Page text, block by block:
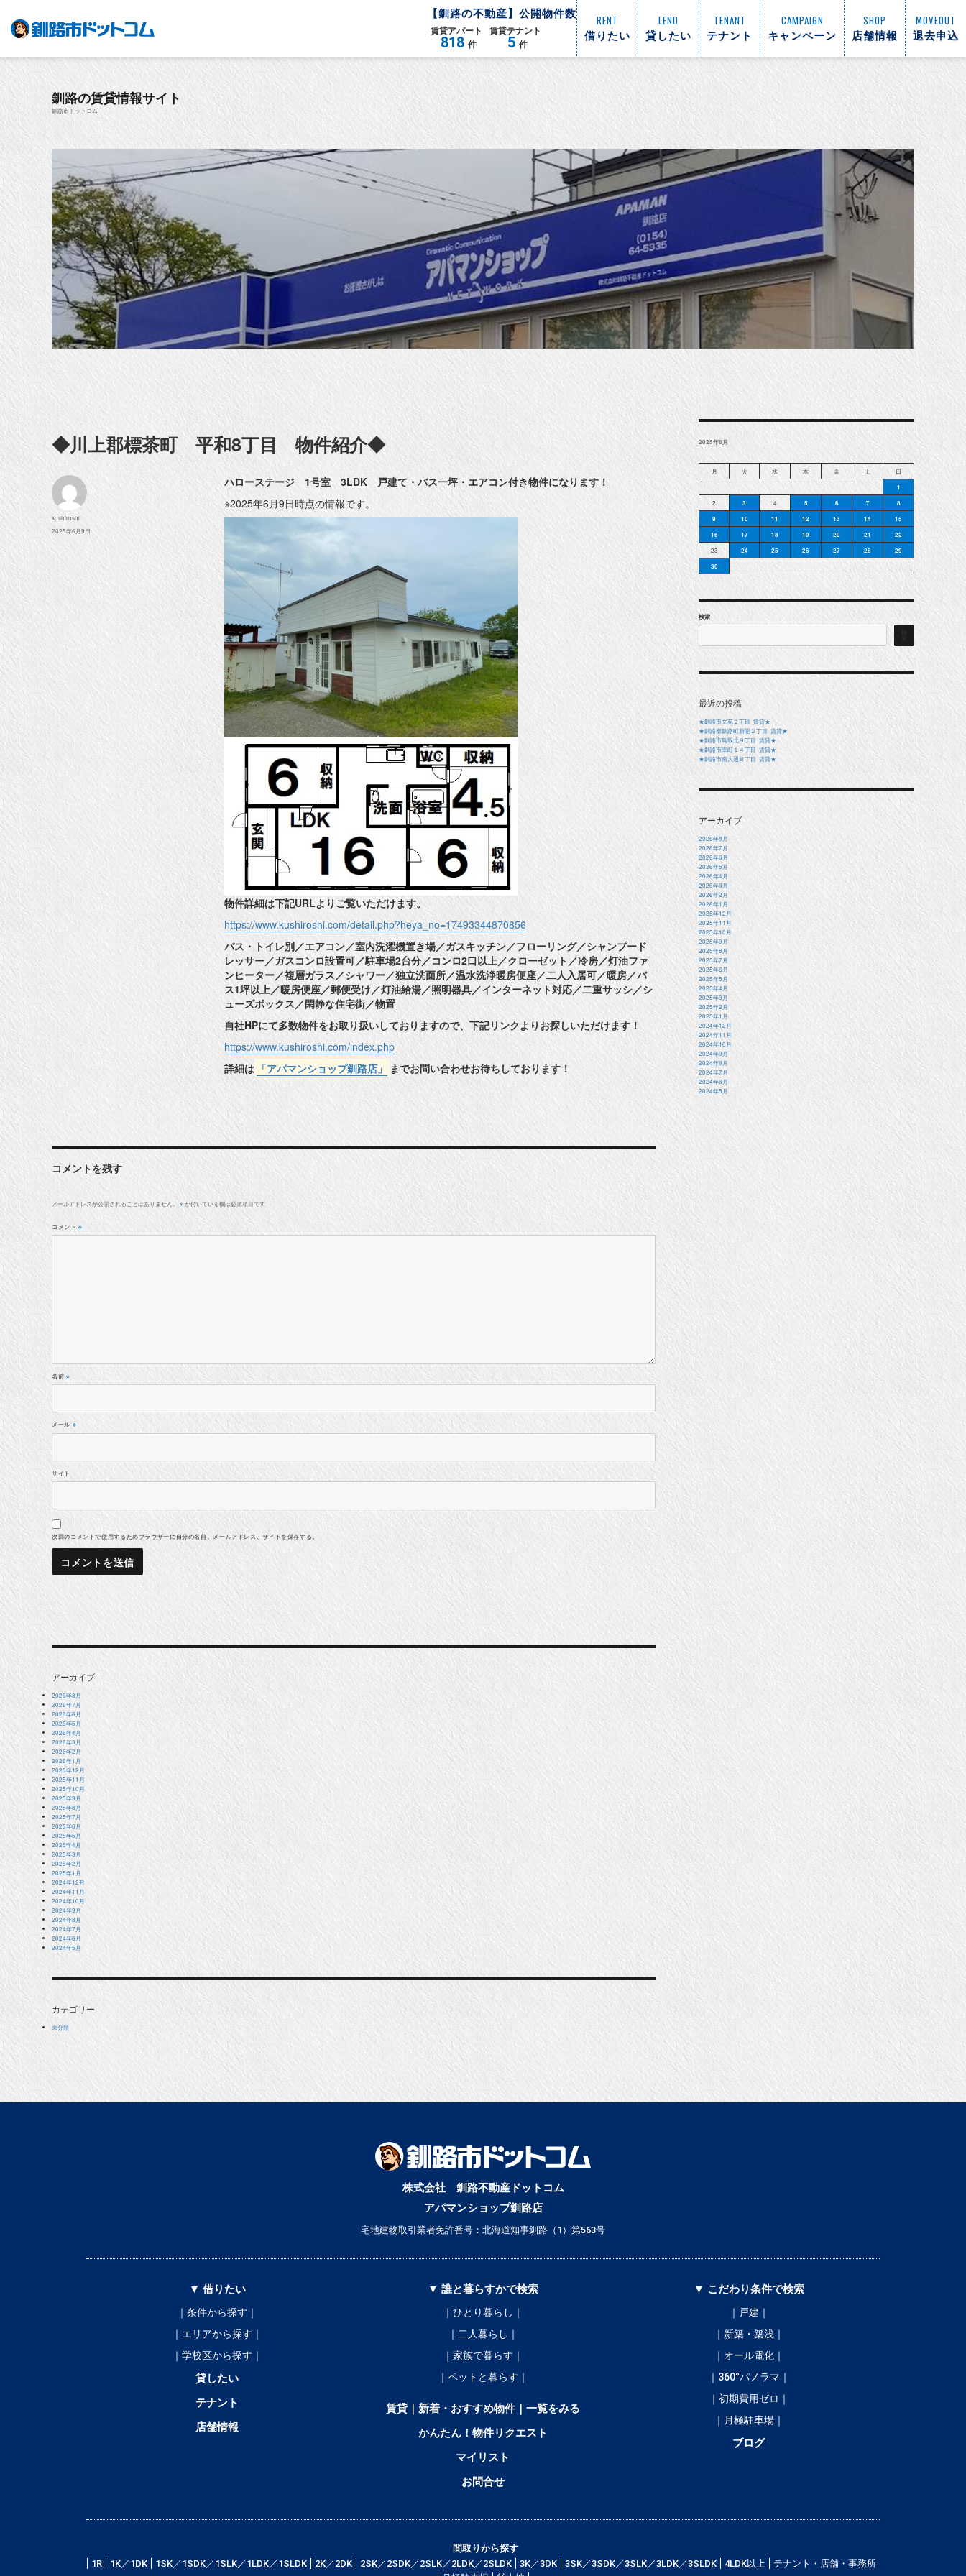
【釧路の不動産】公開物件数
賃貸アパート
818 件
賃貸テナント
5 件
RENT
借りたい
LEND
貸したい
TENANT
テナント
CAMPAIGN
キャンペーン
SHOP
店舗情報
MOVEOUT
退去申込
釧路の賃貸情報サイト
釧路市ドットコム
◆川上郡標茶町 平和8丁目 物件紹介◆
ハローステージ 1号室 3LDK 戸建て・バス一坪・エアコン付き物件になります！
※2025年6月9日時点の情報です。
物件詳細は下記URLよりご覧いただけます。
https://www.kushiroshi.com/detail.php?heya_no=17493344870856
バス・トイレ別／エアコン／室内洗濯機置き場／ガスキッチン／フローリング／シャンプード
レッサー／ガスコンロ設置可／駐車場2台分／コンロ2口以上／クローゼット／冷房／灯油ファ
ンヒーター／複層ガラス／シャワー／独立洗面所／温水洗浄暖房便座／二人入居可／暖房／バ
ス1坪以上／暖房便座／郵便受け／灯油給湯／照明器具／インターネット対応／二重サッシ／シ
ューズボックス／閑静な住宅街／物置
自社HPにて多数物件をお取り扱いしておりますので、下記リンクよりお探しいただけます！
https://www.kushiroshi.com/index.php
詳細は 「アパマンショップ釧路店」 までお問い合わせお待ちしております！
投
者
kushiroshi
投
2025年6月9日
コメントを残す
メールアドレスが公開されることはありません。 ※ が付いている欄は必須項目です
コメント※
名前 ※
メール ※
サイト
次回のコメントで使用するためブラウザーに自分の名前、メールアドレス、サイトを保存する。
アーカイブ
2026年8月
2026年7月
2026年6月
2026年5月
2026年4月
2026年3月
2026年2月
2026年1月
2025年12月
2025年11月
2025年10月
2025年9月
2025年8月
2025年7月
2025年6月
2025年5月
2025年4月
2025年3月
2025年2月
2025年1月
2024年12月
2024年11月
2024年10月
2024年9月
2024年8月
2024年7月
2024年6月
2024年5月
カテゴリー
未分類
2025年6月
月 火 水 木 金 土
日
1
2
3 4 5 6 7
8
9
10 11 12 13 14
15
16
17 18 19 20 21
22
23
24 25 26 27 28
29
30
検索
最近の投稿
★釧路市文苑２丁目 賃貸★
★釧路郡釧路町新開２丁目 賃貸★
★釧路市鳥取北９丁目 賃貸★
★釧路市幸町１４丁目 賃貸★
★釧路市南大通８丁目 賃貸★
アーカイブ
2026年8月
2026年7月
2026年6月
2026年5月
2026年4月
2026年3月
2026年2月
2026年1月
2025年12月
2025年11月
2025年10月
2025年9月
2025年8月
2025年7月
2025年6月
2025年5月
2025年4月
2025年3月
2025年2月
2025年1月
2024年12月
2024年11月
2024年10月
2024年9月
2024年8月
2024年7月
2024年6月
2024年5月
株式会社 釧路不動産ドットコム
アパマンショップ釧路店
宅地建物取引業者免許番号：北海道知事釧路（1）第563号
▼ 借りたい
｜条件から探す｜
｜エリアから探す｜
｜学校区から探す｜
貸したい
テナント
店舗情報
▼ 誰と暮らすかで検索
｜ひとり暮らし｜
｜二人暮らし｜
｜家族で暮らす｜
｜ペットと暮らす｜
賃貸｜新着・おすすめ物件｜一覧をみる
かんたん！物件リクエスト
マイリスト
お問合せ
▼ こだわり条件で検索
｜戸建｜
｜新築・築浅｜
｜オール電化｜
｜360°パノラマ｜
｜初期費用ゼロ｜
｜月極駐車場｜
ブログ
間取りから探す
1R
1K／1DK 1SK／1SDK／1SLK／1LDK／1SLDK 2K／2DK 2SK／2SDK／2SLK／2LDK／2SLDK 3K／3DK 3SK／3SDK／3SLK／3LDK／3SLDK 4LDK以上
テナント・店舗・事務所